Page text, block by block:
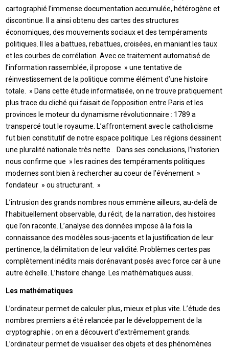
cartographié l’immense documentation accumulée, hétérogène et
discontinue. Il a ainsi obtenu des cartes des structures
économiques, des mouvements sociaux et des tempéraments
politiques. Il les a battues, rebattues, croisées, en maniant les taux
et les courbes de corrélation. Avec ce traitement automatisé de
l’information rassemblée, il propose » une tentative de
réinvestissement de la politique comme élément d’une histoire
totale. » Dans cette étude informatisée, on ne trouve pratiquement
plus trace du cliché qui faisait de l’opposition entre Paris et les
provinces le moteur du dynamisme révolutionnaire : 1789 a
transpercé tout le royaume. L’affrontement avec le catholicisme
fut bien constitutif de notre espace politique. Les régions dessinent
une pluralité nationale très nette… Dans ses conclusions, l’historien
nous confirme que » les racines des tempéraments politiques
modernes sont bien à rechercher au coeur de l’événement »
fondateur » ou structurant. »
L’intrusion des grands nombres nous emmène ailleurs, au-delà de
l’habituellement observable, du récit, de la narration, des histoires
que l’on raconte. L’analyse des données impose à la fois la
connaissance des modèles sous-jacents et la justification de leur
pertinence, la délimitation de leur validité. Problèmes certes pas
complètement inédits mais dorénavant posés avec force car à une
autre échelle. L’histoire change. Les mathématiques aussi.
Les mathématiques
L’ordinateur permet de calculer plus, mieux et plus vite. L’étude des
nombres premiers a été relancée par le développement de la
cryptographie ; on en a découvert d’extrêmement grands.
L’ordinateur permet de visualiser des objets et des phénomènes